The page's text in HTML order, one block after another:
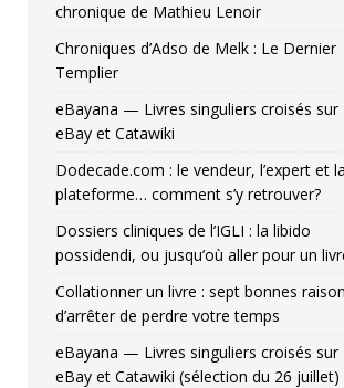
chronique de Mathieu Lenoir
Chroniques d’Adso de Melk : Le Dernier
Templier
eBayana — Livres singuliers croisés sur
eBay et Catawiki
Dodecade.com : le vendeur, l’expert et la
plateforme… comment s’y retrouver?
Dossiers cliniques de l’IGLI : la libido
possidendi, ou jusqu’où aller pour un
Collationner un livre : sept bonnes
d’arrêter de perdre votre temps
eBayana — Livres singuliers croisés sur
eBay et Catawiki (sélection du 26 juillet)